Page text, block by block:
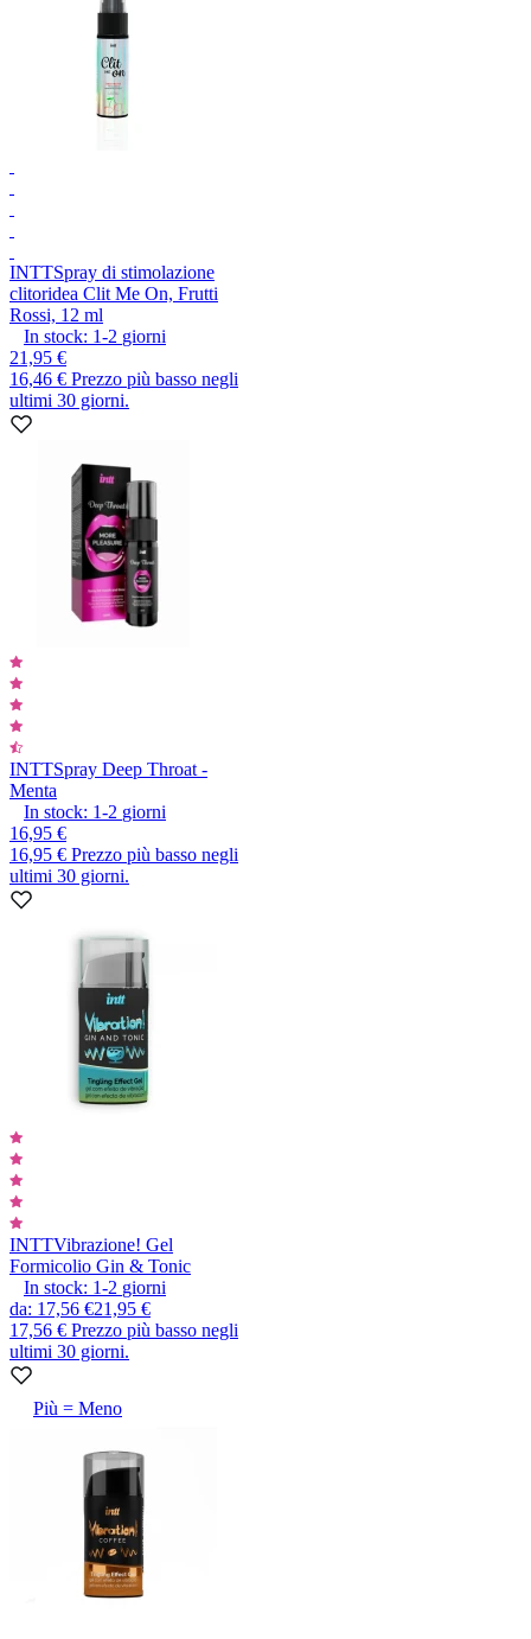
INTTSpray di stimolazione
clitoridea Clit Me On, Frutti
Rossi, 12 ml
In stock: 1-2 giorni
21,95 €
16,46 € Prezzo più basso negli
ultimi 30 giorni.
INTTSpray Deep Throat -
Menta
In stock: 1-2 giorni
16,95 €
16,95 € Prezzo più basso negli
ultimi 30 giorni.
INTTVibrazione! Gel
Formicolio Gin & Tonic
In stock: 1-2 giorni
da: 17,56 €21,95 €
17,56 € Prezzo più basso negli
ultimi 30 giorni.
Più = Meno